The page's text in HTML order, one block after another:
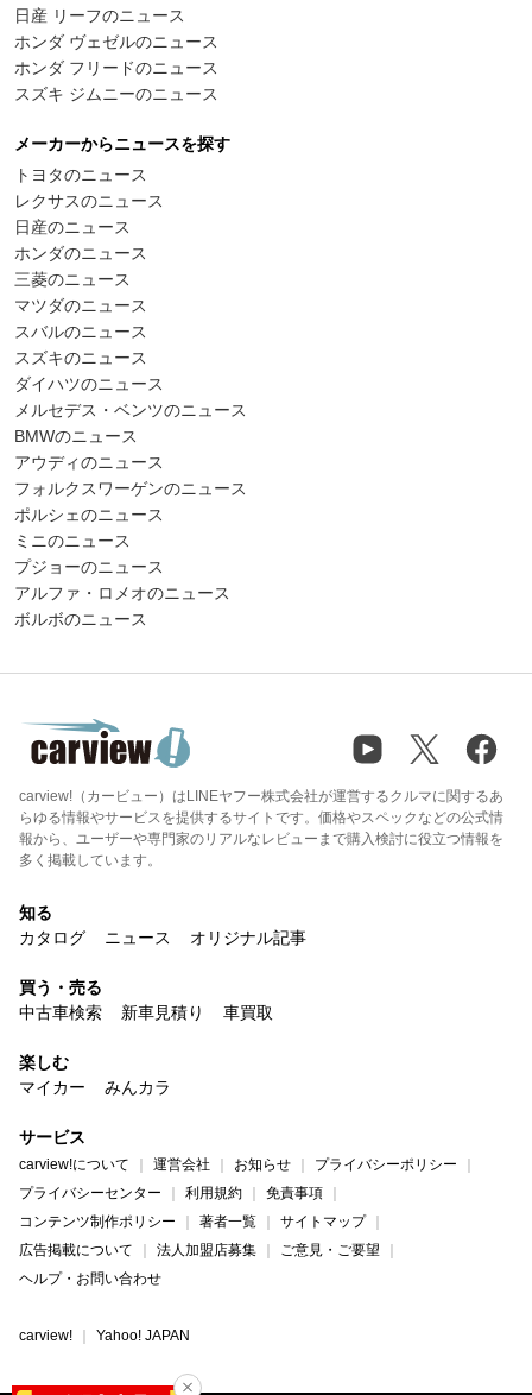
日産 リーフのニュース
ホンダ ヴェゼルのニュース
ホンダ フリードのニュース
スズキ ジムニーのニュース
メーカーからニュースを探す
トヨタのニュース
レクサスのニュース
日産のニュース
ホンダのニュース
三菱のニュース
マツダのニュース
スバルのニュース
スズキのニュース
ダイハツのニュース
メルセデス・ベンツのニュース
BMWのニュース
アウディのニュース
フォルクスワーゲンのニュース
ポルシェのニュース
ミニのニュース
プジョーのニュース
アルファ・ロメオのニュース
ボルボのニュース
carview!（カービュー）はLINEヤフー株式会社が運営するクルマに関するあ
らゆる情報やサービスを提供するサイトです。価格やスペックなどの公式情
報から、ユーザーや専門家のリアルなレビューまで購入検討に役立つ情報を
多く掲載しています。
知る
カタログ
ニュース オリジナル記事
買う・売る
中古車検索
新車見積り 車買取
楽しむ
マイカー
みんカラ
サービス
carview!について 運営会社 お知らせ
プライバシーポリシー
プライバシーセンター
利用規約
免責事項
コンテンツ制作ポリシー
著者一覧
サイトマップ
広告掲載について
法人加盟店募集
ご意見・ご要望
ヘルプ・お問い合わせ
carview! Yahoo! JAPAN